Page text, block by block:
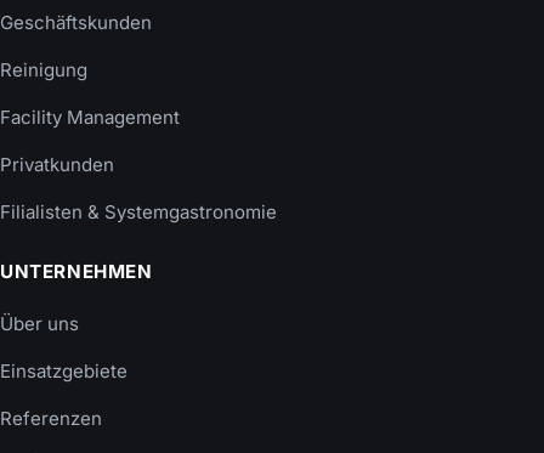
Geschäftskunden
Reinigung
Facility Management
Privatkunden
Filialisten & Systemgastronomie
UNTERNEHMEN
Über uns
Einsatzgebiete
Referenzen